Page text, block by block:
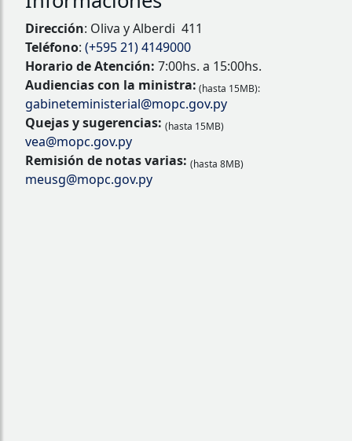
Dirección: Oliva y Alberdi 411
Teléfono: (+595 21) 4149000
Horario de Atención: 7:00hs. a 15:00hs.
Audiencias con la ministra: (hasta 15MB):
gabineteministerial@mopc.gov.py
Quejas y sugerencias: (hasta 15MB)
vea@mopc.gov.py
Remisión de notas varias: (hasta 8MB)
meusg@mopc.gov.py